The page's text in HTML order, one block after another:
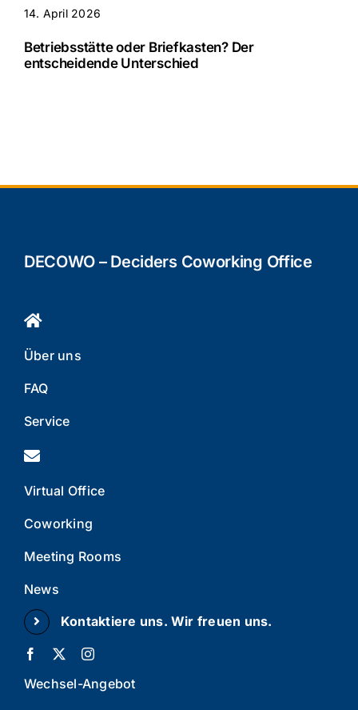
14. April 2026
Betriebsstätte oder Briefkasten? Der
entscheidende Unterschied
DECOWO – Deciders Coworking Office
Über uns
FAQ
Service
Virtual Office
Coworking
Meeting Rooms
News
Kontaktiere uns. Wir freuen uns.
Wechsel-Angebot